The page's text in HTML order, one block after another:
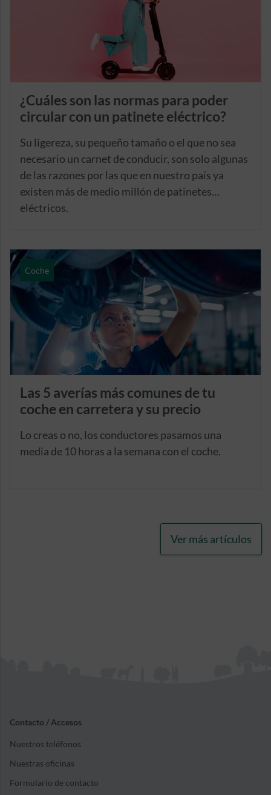
¿Cuáles son las normas para poder
circular con un patinete eléctrico?
Su ligereza, su pequeño tamaño o el que no sea
necesario un carnet de conducir, son solo algunas
de las razones por las que en nuestro país ya
existen más de medio millón de patinetes
eléctricos.
Coche
Las 5 averías más comunes de tu
coche en carretera y su precio
Lo creas o no, los conductores pasamos una
media de 10 horas a la semana con el coche.
Ver más artículos
Contacto / Accesos
Nuestros teléfonos
Nuestras oficinas
Formulario de contacto